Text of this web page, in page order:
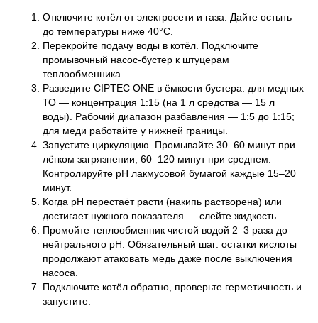
Отключите котёл от электросети и газа. Дайте остыть
до температуры ниже 40°C.
Перекройте подачу воды в котёл. Подключите
промывочный насос-бустер к штуцерам
теплообменника.
Разведите CIPTEC ONE в ёмкости бустера: для медных
ТО — концентрация 1:15 (на 1 л средства — 15 л
воды). Рабочий диапазон разбавления — 1:5 до 1:15;
для меди работайте у нижней границы.
Запустите циркуляцию. Промывайте 30–60 минут при
лёгком загрязнении, 60–120 минут при среднем.
Контролируйте pH лакмусовой бумагой каждые 15–20
минут.
Когда pH перестаёт расти (накипь растворена) или
достигает нужного показателя — слейте жидкость.
Промойте теплообменник чистой водой 2–3 раза до
нейтрального pH. Обязательный шаг: остатки кислоты
продолжают атаковать медь даже после выключения
насоса.
Подключите котёл обратно, проверьте герметичность и
запустите.